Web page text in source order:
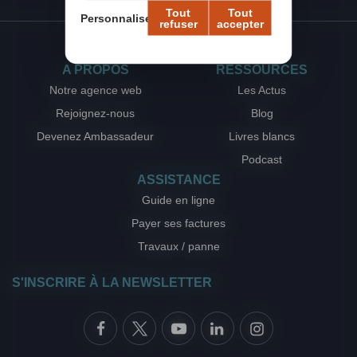
A PROPOS
Notre agence web
Rejoignez-nous
Devenez Ambassadeur
RESSOURCES
Les Actus
Blog
Livres blancs
Podcast
ASSISTANCE
Guide en ligne
Payer ses factures
Travaux / panne
S'INSCRIRE À LA NEWSLETTER
Tout
accepter
Tout
refuser
Personnaliser